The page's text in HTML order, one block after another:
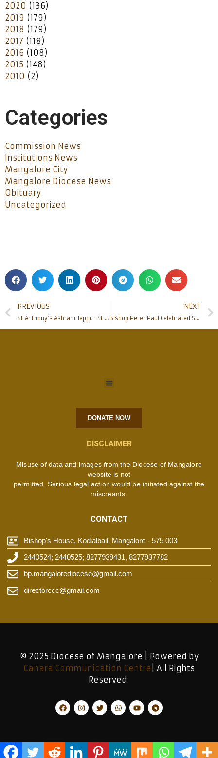
2020 (136)
2019 (179)
2018 (179)
2017 (118)
2016 (108)
2015 (148)
2010 (2)
Categories
Commission News
Institutions News
Mangalore City
Mangalore Diocese News
Obituary
Uncategorized
PREVIOUS
St Anthony’s Ashram Jeppu : St Anthony Home Museum inaugurated
NEXT
Bishop Peter Paul Celebrated Second Anniversary of his Episcopal Ordination
DONATE NOW
DISCLAIMER
Misuse of data and images from the Diocese of Mangalore
website is not
permitted. Serious legal action would be initiated against the
miscreants.
CONTACT
Bishop's House, Kodialbail, Mangalore - 575 003
2440524; 2440525; 8277939431, 8277937782
bp.mangalorediocese@gmail.com
directorccc@gmail.com
© 2025 Diocese of Mangalore | Powered by
Canara Communication Centre | All Rights
Reserved